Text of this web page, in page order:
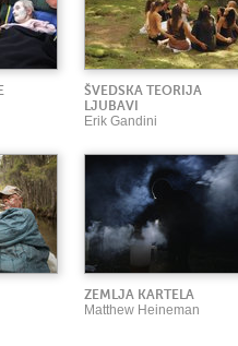
ŠVEDSKA TEORIJA
LJUBAVI
Erik Gandini
ZEMLJA KARTELA
Matthew Heineman